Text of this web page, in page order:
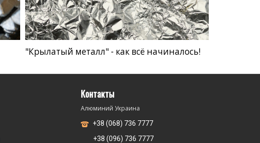
"Крылатый металл" - как всё начиналось!
Контакты
Алюминий Украина
+38 (068) 736 7777
+38 (096) 736 7777